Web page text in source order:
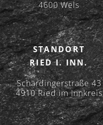
A
T
I
O
N
4600 Wels
STANDORT
RIED I. INN.
Schärdingerstraße 43
4910 Ried im Innkreis